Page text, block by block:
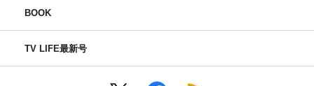
BOOK
TV LIFE最新号